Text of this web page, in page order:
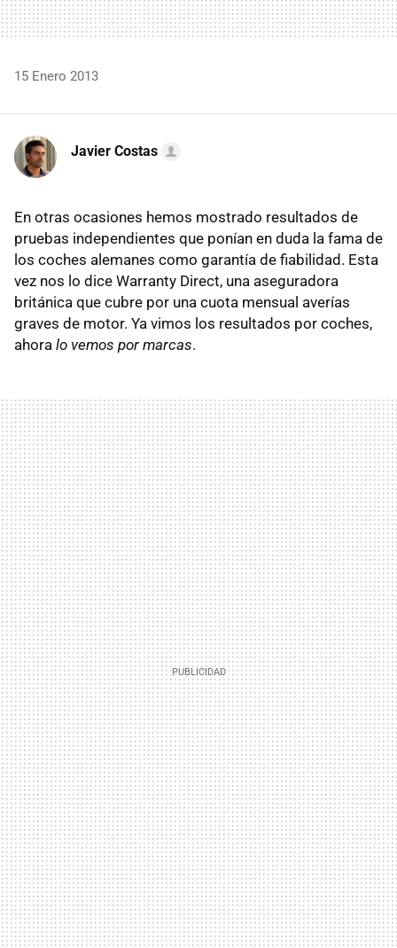
15 Enero 2013
Javier Costas
En otras ocasiones hemos mostrado resultados de
pruebas independientes que ponían en duda la fama de
los coches alemanes como garantía de fiabilidad. Esta
vez nos lo dice Warranty Direct, una aseguradora
británica que cubre por una cuota mensual averías
graves de motor. Ya vimos los resultados por coches,
ahora lo vemos por marcas.